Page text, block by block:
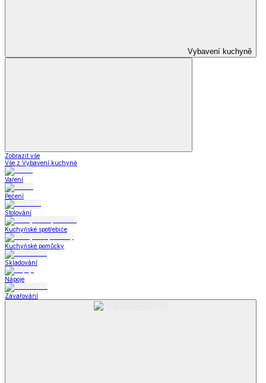
Vybavení kuchyně
Zobrazit vše
Vše z Vybavení kuchyně
Vaření
Pečení
Stolování
Kuchyňské spotřebiče
Kuchyňské pomůcky
Skladování
Nápoje
Zavařování